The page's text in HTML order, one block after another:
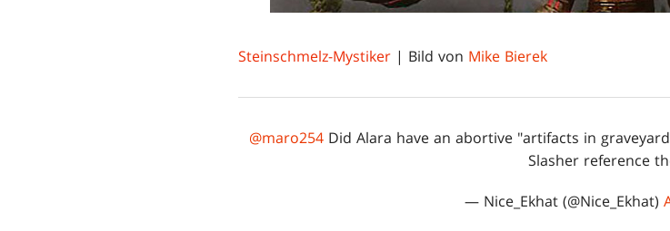
Steinschmelz-Mystiker | Bild von Mike Bierek
@maro254 Did Alara have an abortive "artifacts in
Slasher reference
— Nice_Ekhat (@Nice_Ekhat)